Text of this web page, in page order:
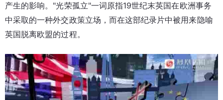
产生的影响。"光荣孤立"一词原指19世纪末英国在欧洲事务
中采取的一种外交政策立场，而在这部纪录片中被用来隐喻
英国脱离欧盟的过程。